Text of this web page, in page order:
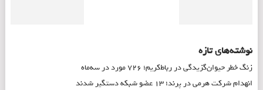
نوشته‌های تازه
زنگ خطر حیوان‌گزیدگی در رباط‌کریم؛ ۷۲۶ مورد در سه‌ماه
انهدام شرکت هرمی در پرند؛ ۱۳ عضو شبکه دستگیر شدند